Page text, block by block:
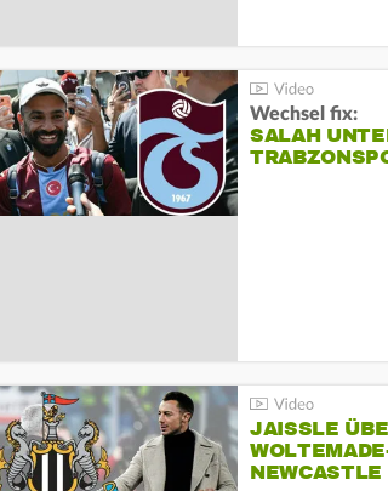
Wechsel fix:
SALAH
JAISSLE
NEWCASTLE